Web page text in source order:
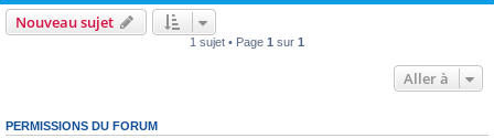
e
Nouveau sujet
1 sujet • Page 1 sur 1
Aller à
PERMISSIONS DU FORUM